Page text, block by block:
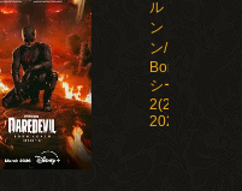
ル：ボー
ン・アゲイ
ン/Daredevil:
Born Again
シーズン1-
2(2025-
2026)